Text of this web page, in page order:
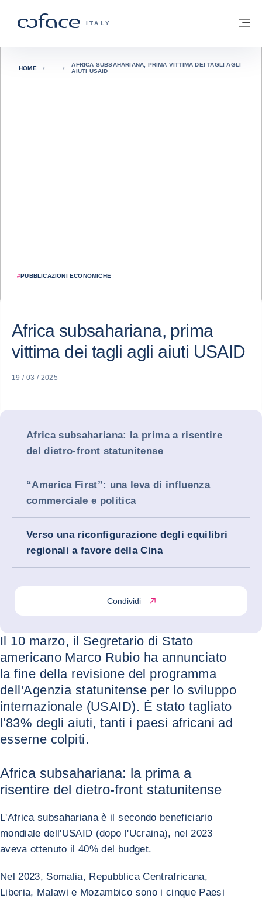
COFACE FOR TRADE - GROUP WEBSITE
ITALY
Torna alla Homepage
#PUBBLICAZIONI ECONOMICHE
HOME
AFRICA SUBSAHARIANA, PRIMA VITTIMA DEI TAGLI AGLI
AIUTI USAID
Africa subsahariana, prima
vittima dei tagli agli aiuti USAID
19 / 03 / 2025
Africa subsahariana: la prima a risentire
del dietro-front statunitense
“America First”: una leva di influenza
commerciale e politica
Verso una riconfigurazione degli equilibri
regionali a favore della Cina
Condividi
Il 10 marzo, il Segretario di Stato
americano Marco Rubio ha annunciato
la fine della revisione del programma
dell'Agenzia statunitense per lo sviluppo
internazionale (USAID). È stato tagliato
l'83% degli aiuti, tanti i paesi africani ad
esserne colpiti.
Africa subsahariana: la prima a
risentire del dietro-front statunitense
L'Africa subsahariana è il secondo beneficiario
mondiale dell'USAID (dopo l'Ucraina), nel 2023
aveva ottenuto il 40% del budget.
Nel 2023, Somalia, Repubblica Centrafricana,
Liberia, Malawi e Mozambico sono i cinque Paesi